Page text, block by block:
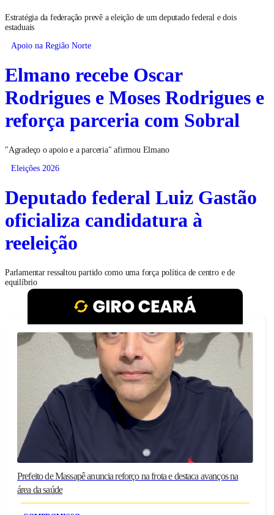
Estratégia da federação prevê a eleição de um deputado federal e dois
estaduais
Apoio na Região Norte
Elmano recebe Oscar
Rodrigues e Moses Rodrigues e
reforça parceria com Sobral
"Agradeço o apoio e a parceria" afirmou Elmano
Eleições 2026
Deputado federal Luiz Gastão
oficializa candidatura à
reeleição
Parlamentar ressaltou partido como uma força política de centro e de
equilíbrio
Prefeito de Massapê anuncia reforço na frota e destaca avanços na
área da saúde